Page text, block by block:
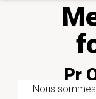
Pr
Nous